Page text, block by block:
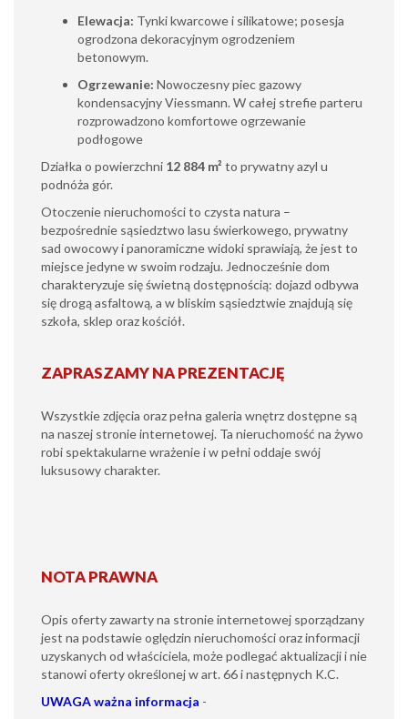
Elewacja: Tynki kwarcowe i silikatowe; posesja
ogrodzona dekoracyjnym ogrodzeniem
betonowym.
Ogrzewanie: Nowoczesny piec gazowy
kondensacyjny Viessmann. W całej strefie parteru
rozprowadzono komfortowe ogrzewanie
podłogowe
Działka o powierzchni 12 884 m² to prywatny azyl u
podnóża gór.
Otoczenie nieruchomości to czysta natura –
bezpośrednie sąsiedztwo lasu świerkowego, prywatny
sad owocowy i panoramiczne widoki sprawiają, że jest to
miejsce jedyne w swoim rodzaju. Jednocześnie dom
charakteryzuje się świetną dostępnością: dojazd odbywa
się drogą asfaltową, a w bliskim sąsiedztwie znajdują się
szkoła, sklep oraz kościół.
ZAPRASZAMY NA PREZENTACJĘ
Wszystkie zdjęcia oraz pełna galeria wnętrz dostępne są
na naszej stronie internetowej. Ta nieruchomość na żywo
robi spektakularne wrażenie i w pełni oddaje swój
luksusowy charakter.
NOTA PRAWNA
Opis oferty zawarty na stronie internetowej sporządzany
jest na podstawie oględzin nieruchomości oraz informacji
uzyskanych od właściciela, może podlegać aktualizacji i nie
stanowi oferty określonej w art. 66 i następnych K.C.
UWAGAważna informacja -